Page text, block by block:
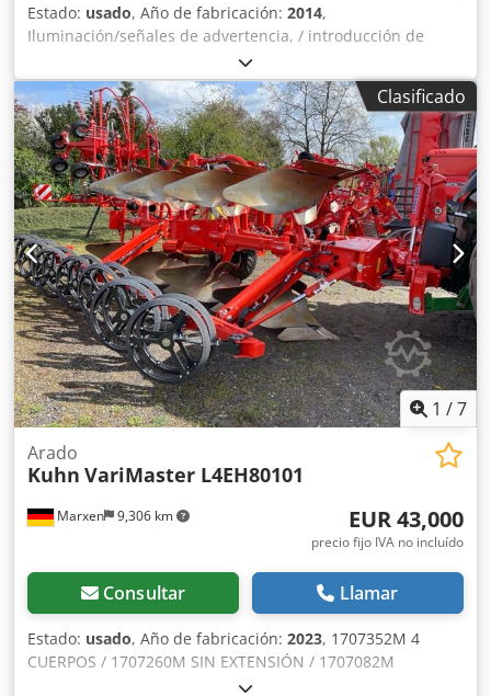
Estado: usado, Año de fabricación: 2014,
Iluminación/señales de advertencia, / introducción de
paja, / _____ / rodillo de bandas, / sistema de empacado
Fixpack con rodillo de barras integrado, / / protección
contra piedras hidráulica, / deflectores de paja, / disco
cortador dentado, / componentes al 50%, / rueda de apoyo
y transporte 340/55-16 / escalonado Dcjdpsqrrycsfx Ahijk
Clasificado
1 /7
Marxen 9,306 km
Arado
Kuhn VariMaster L4EH80101
EUR 43,000
precio fijo IVA no incluído
Consultar Llamar
Estado: usado, Año de fabricación: 2023, 1707352M 4
CUERPOS / 1707260M SIN EXTENSIÓN / 1707082M
MOLIENDA PROTECCIÓN ANTIPEDRISCO NSH / VML /